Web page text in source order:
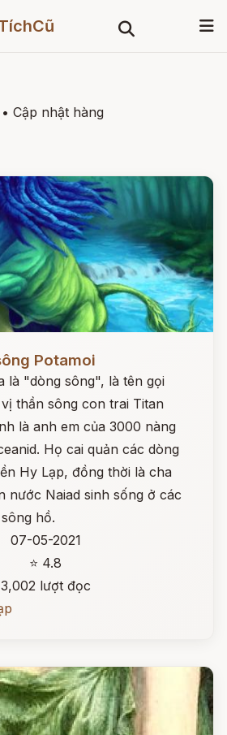
• Cập nhật hàng
Potamoi
là "dòng sông", là tên gọi
thần sông con trai Titan
là anh em của 3000 nàng
Họ cai quản các dòng
Hy Lạp, đồng thời là cha
nước Naiad sinh sống ở các
hồ.
07-05-2021
⭐ 4.8
3,002 lượt đọc